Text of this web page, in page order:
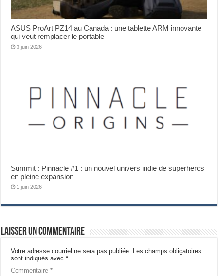
ASUS ProArt PZ14 au Canada : une tablette ARM innovante
qui veut remplacer le portable
3 juin 2026
Summit : Pinnacle #1 : un nouvel univers indie de superhéros
en pleine expansion
1 juin 2026
Laisser un commentaire
Votre adresse courriel ne sera pas publiée. Les champs obligatoires
sont indiqués avec*
Commentaire*